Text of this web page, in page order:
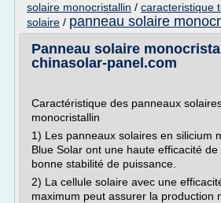
solaire monocristallin / caracteristique
solaire / panneau solaire
Panneau solaire
chinasolar-panel.com
Caractéristique des panneaux
monocristallin
1) Les panneaux solaires en silicium
Blue Solar ont une haute efficacité
bonne stabilité de puissance.
2) La cellule solaire avec une
maximum peut assurer la production